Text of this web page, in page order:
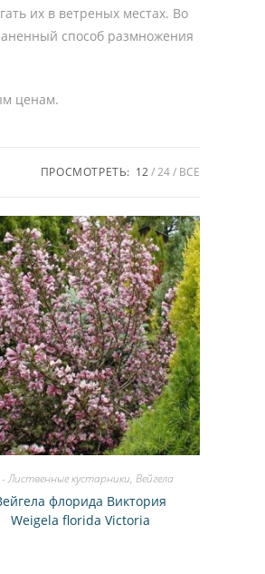
их в ветреных местах. Во
способ размножения
ценам.
ПРОСМОТРЕТЬ: 12 24 ВСЕ
Лиственные кустарники,Вейгела
флорида Виктория
Weigela florida Victоria